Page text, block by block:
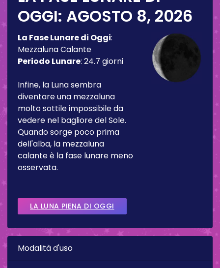
OGGI: AGOSTO 8, 2026
La Fase Lunare di Oggi:
Mezzaluna Calante
Periodo Lunare: 24.7 giorni
Infine, la Luna sembra
diventare una mezzaluna
molto sottile impossibile da
vedere nel bagliore del Sole.
Quando sorge poco prima
dell'alba, la mezzaluna
calante è la fase lunare meno
osservata.
LA LUNA PIENA DI OGGI
Modalità d'uso